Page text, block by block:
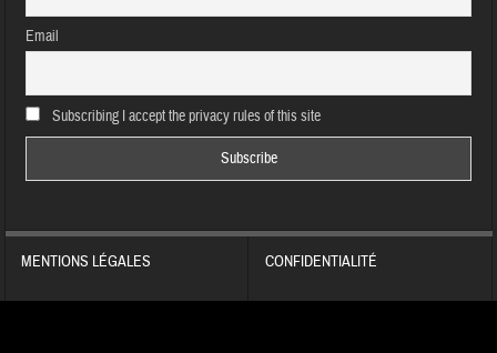
Email
Subscribing I accept the privacy rules of this site
MENTIONS LÉGALES CONFIDENTIALITÉ